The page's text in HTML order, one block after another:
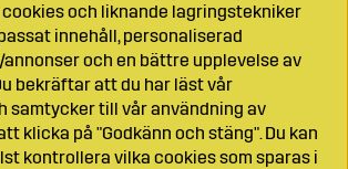
och liknande lagringstekniker
innehåll, personaliserad
och en bättre upplevelse av
bekräftar att du har läst vår
samtycker till vår användning av
klicka på "Godkänn och stäng". Du kan
kontrollera vilka cookies som sparas i